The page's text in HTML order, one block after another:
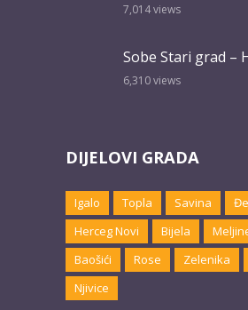
7,014views
Sobe Stari grad –
6,310views
DIJELOVI GRADA
Igalo Topla Savina
Herceg Novi
Bijela
Baošići
Rose Zelenika
Njivice